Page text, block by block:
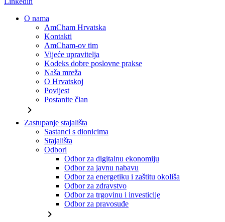
O nama
AmCham Hrvatska
Kontakti
AmCham-ov tim
Vijeće upravitelja
Kodeks dobre poslovne prakse
Naša mreža
O Hrvatskoj
Povijest
Postanite član
chevron_right
Zastupanje stajališta
Sastanci s dionicima
Stajališta
Odbori
Odbor za digitalnu ekonomiju
Odbor za javnu nabavu
Odbor za energetiku i zaštitu okoliša
Odbor za zdravstvo
Odbor za trgovinu i investicije
Odbor za pravosuđe
chevron_right